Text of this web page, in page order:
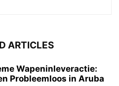
ARTICLES
Wapeninleveractie:
Probleemloos in Aruba